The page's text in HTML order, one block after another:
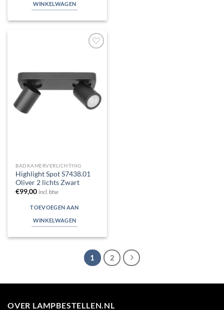
WINKELWAGEN
BADKAMERVERLICHTING
Highlight Spot S7438.01
Oliver 2 lichts Zwart
€99,00 incl. btw
TOEVOEGEN AAN
WINKELWAGEN
1 2
OVER LAMPBESTELLEN.NL